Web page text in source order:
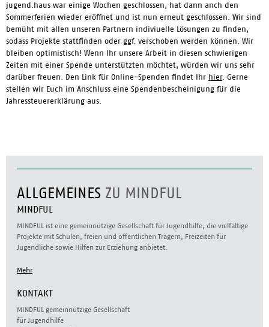
jugend.haus war einige Wochen geschlossen, hat dann anch den
Sommerferien wieder eröffnet und ist nun erneut geschlossen. Wir sind
bemüht mit allen unseren Partnern indiviuelle Lösungen zu finden,
sodass Projekte stattfinden oder ggf. verschoben werden können. Wir
bleiben optimistisch! Wenn Ihr unsere Arbeit in diesen schwierigen
Zeiten mit einer Spende unterstützten möchtet, würden wir uns sehr
darüber freuen. Den Link für Online-Spenden findet Ihr hier. Gerne
stellen wir Euch im Anschluss eine Spendenbescheinigung für die
Jahressteuererklärung aus.
ALLGEMEINES ZU MINDFUL
MINDFUL
MINDFUL ist eine gemeinnützige Gesellschaft für Jugendhilfe, die vielfältige
Projekte mit Schulen, freien und öffentlichen Trägern, Freizeiten für
Jugendliche sowie Hilfen zur Erziehung anbietet.
Mehr
KONTAKT
MINDFUL gemeinnützige Gesellschaft
für Jugendhilfe